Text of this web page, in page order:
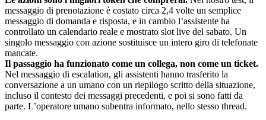
messaggio di prenotazione è costato circa 2,4 volte un semplice
messaggio di domanda e risposta, e in cambio l’assistente ha
controllato un calendario reale e mostrato slot live del sabato. Un
singolo messaggio con azione sostituisce un intero giro di telefonate
mancate.
Il passaggio ha funzionato come un collega, non come un ticket.
Nel messaggio di escalation, gli assistenti hanno trasferito la
conversazione a un umano con un riepilogo scritto della situazione,
incluso il contesto dei messaggi precedenti, e poi si sono fatti da
parte. L’operatore umano subentra informato, nello stesso thread.